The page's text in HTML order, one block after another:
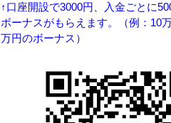
↑口座開設で3000円、入金ごとに
ボーナスがもらえます。（例：10
万円のボーナス）